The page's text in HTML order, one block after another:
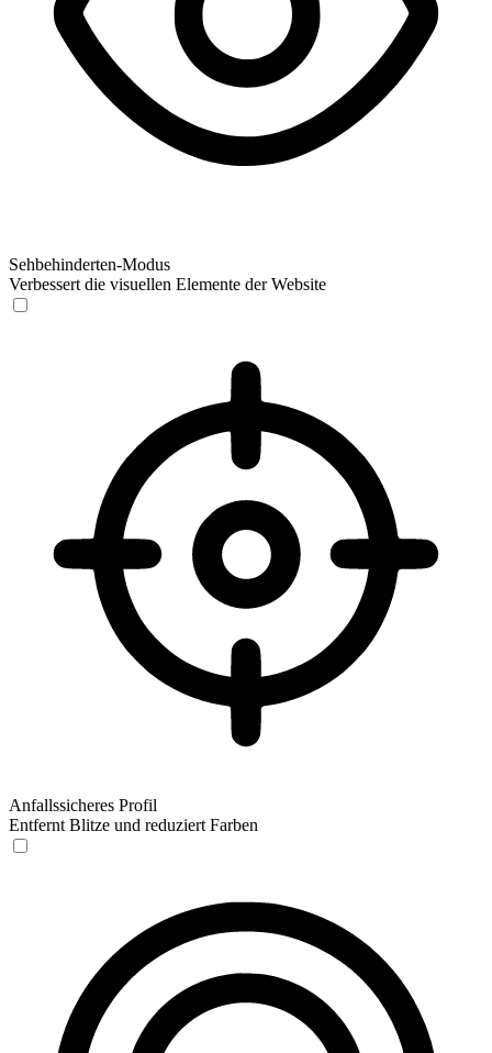
Sehbehinderten-Modus
Verbessert die visuellen Elemente der Website
Anfallssicheres Profil
Entfernt Blitze und reduziert Farben